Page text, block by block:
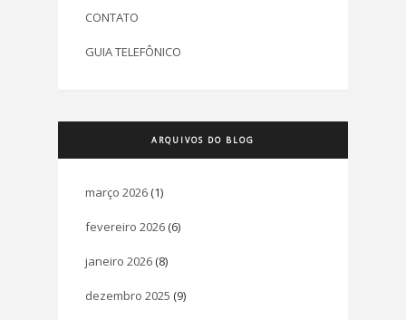
CONTATO
GUIA TELEFÔNICO
ARQUIVOS DO BLOG
março 2026 (1)
fevereiro 2026 (6)
janeiro 2026 (8)
dezembro 2025 (9)